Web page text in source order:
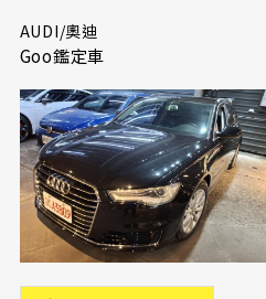
AUDI/奧迪
Goo鑑定車